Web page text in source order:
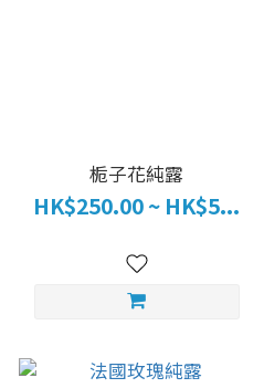
栀子花純露
HK$250.00 ~ HK$5...